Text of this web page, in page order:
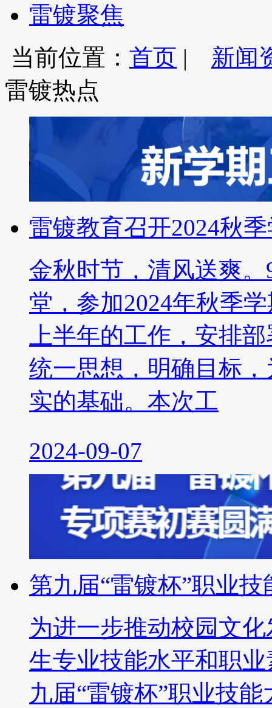
雷镀聚焦
当前位置： 首页 | 新闻
雷镀热点
雷镀教育召开2024秋
金秋时节，清风送爽
堂，参加2024年秋季
上半年的工作，安排
统一思想，明确目标
实的基础。本次工
2024-09-07
第九届“雷镀杯”职业
为进一步推动校园文
生专业技能水平和职
九届“雷镀杯”职业技